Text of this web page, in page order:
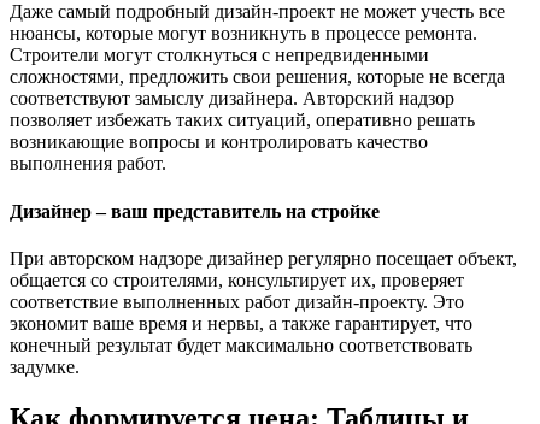
Даже самый подробный дизайн-проект не может учесть все
нюансы, которые могут возникнуть в процессе ремонта.
Строители могут столкнуться с непредвиденными
сложностями, предложить свои решения, которые не всегда
соответствуют замыслу дизайнера. Авторский надзор
позволяет избежать таких ситуаций, оперативно решать
возникающие вопросы и контролировать качество
выполнения работ.
Дизайнер – ваш представитель на стройке
При авторском надзоре дизайнер регулярно посещает объект,
общается со строителями, консультирует их, проверяет
соответствие выполненных работ дизайн-проекту. Это
экономит ваше время и нервы, а также гарантирует, что
конечный результат будет максимально соответствовать
задумке.